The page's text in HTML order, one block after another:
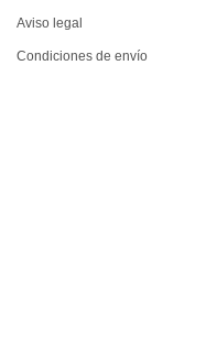
Aviso legal
Condiciones de envío